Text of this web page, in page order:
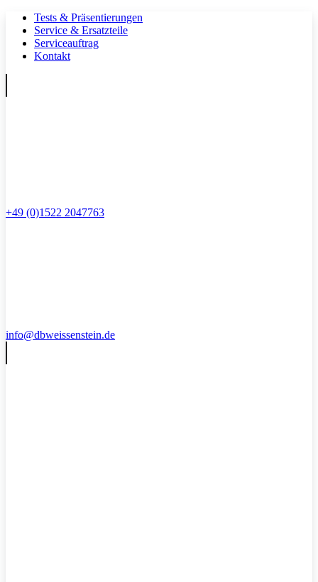
Tests & Präsentierungen
Service & Ersatzteile
Serviceauftrag
Kontakt
+49 (0)1522 2047763
info@dbweissenstein.de